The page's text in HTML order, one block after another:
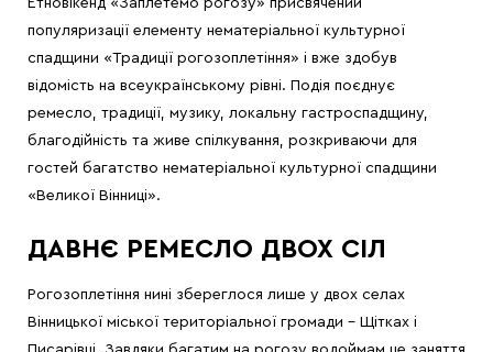
Етновікенд «Заплетемо рогозу» присвячений
популяризації елементу нематеріальної культурної
спадщини «Традиції рогозоплетіння» і вже здобув
відомість на всеукраїнському рівні. Подія поєднує
ремесло, традиції, музику, локальну гастроспадщину,
благодійність та живе спілкування, розкриваючи для
гостей багатство нематеріальної культурної спадщини
«Великої Вінниці».
ДАВНЄ РЕМЕСЛО ДВОХ СІЛ
Рогозоплетіння нині збереглося лише у двох селах
Вінницької міської територіальної громади – Щітках і